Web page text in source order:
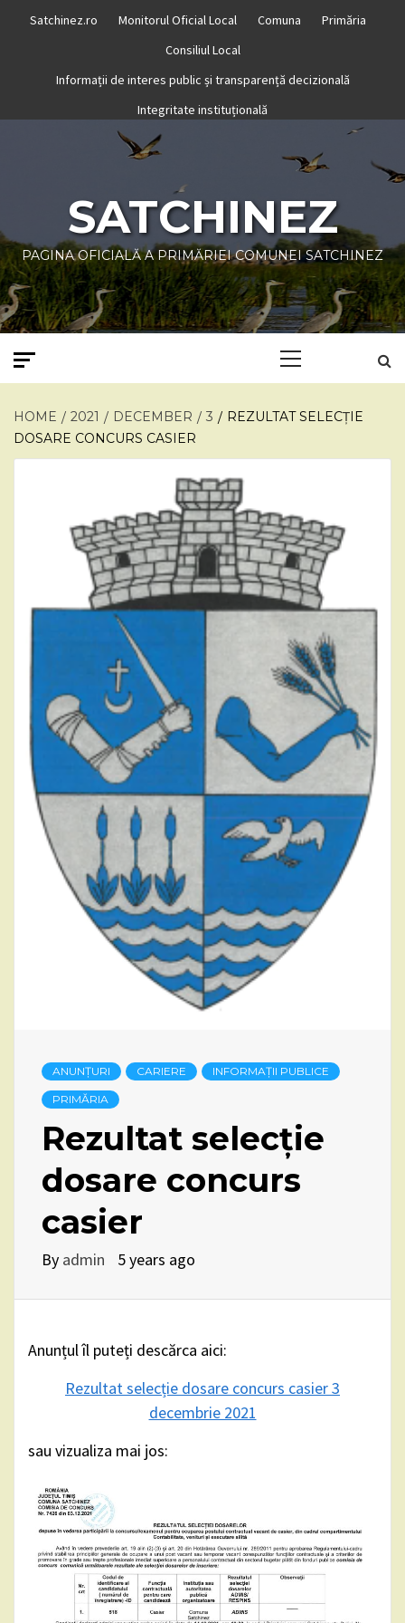
Satchinez.ro Monitorul Oficial Local Comuna
Primăria
Consiliul Local
Informații de interes public și transparență decizională
Integritate instituțională
SATCHINEZ
PAGINA OFICIALĂ A PRIMĂRIEI COMUNEI SATCHINEZ
HOME 2021 DECEMBER 3
REZULTAT SELECȚIE
DOSARE CONCURS CASIER
ANUNȚURI CARIERE INFORMAȚII PUBLICE
PRIMĂRIA
Rezultat selecție
dosare concurs
casier
By admin 5 years ago
Anunțul îl puteți descărca aici:
Rezultat selecție dosare concurs casier 3
decembrie 2021
sau vizualiza mai jos: